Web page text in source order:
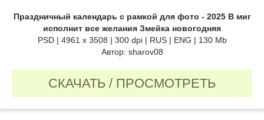
Праздничный календарь с рамкой для фото - 2025 В миг
исполнит все желания Змейка новогодняя
PSD | 4961 х 3508 | 300 dpi | RUS | ENG | 130 Mb
Автор: sharov08
СКАЧАТЬ / ПРОСМОТРЕТЬ